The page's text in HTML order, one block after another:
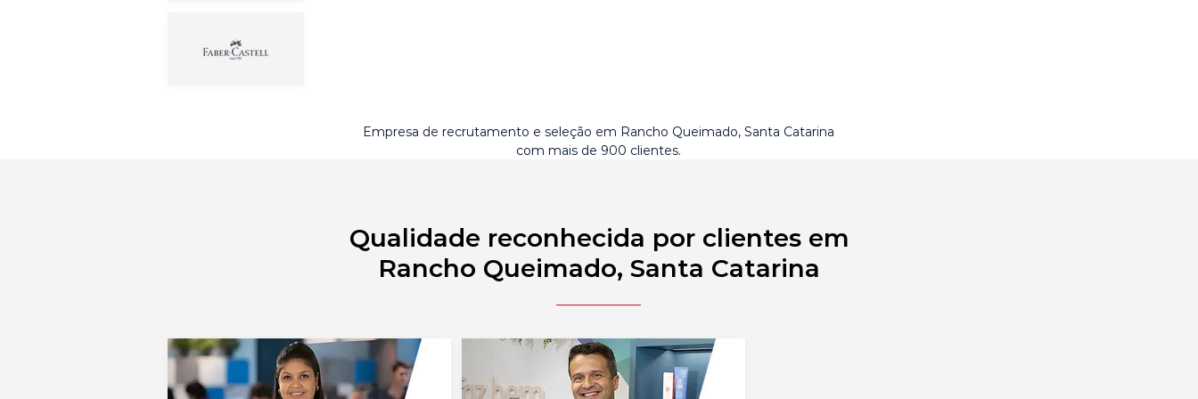
Empresa de recrutamento e seleção em Rancho Queimado, Santa Catarina
com mais de 900 clientes.
Qualidade reconhecida por clientes em
Rancho Queimado, Santa Catarina